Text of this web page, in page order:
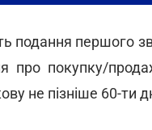
першого
про покупку/
не пізніше 60-ти